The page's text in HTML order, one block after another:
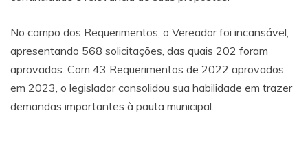
No campo dos Requerimentos, o Vereador foi incansável,
apresentando 568 solicitações, das quais 202 foram
aprovadas. Com 43 Requerimentos de 2022 aprovados
em 2023, o legislador consolidou sua habilidade em trazer
demandas importantes à pauta municipal.